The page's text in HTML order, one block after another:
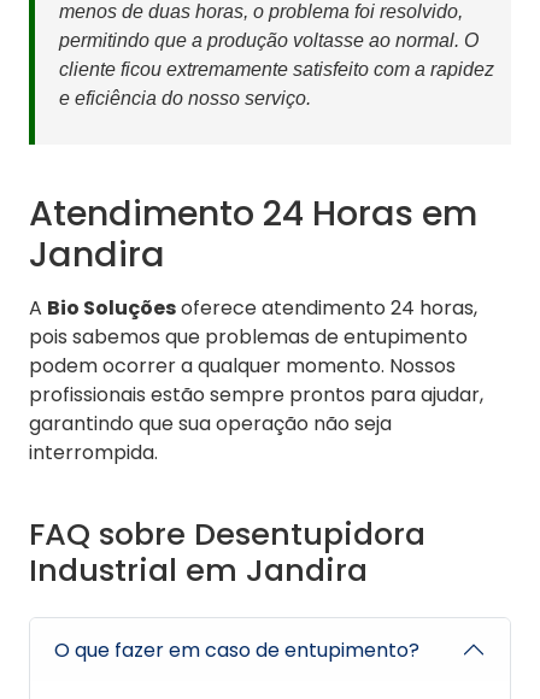
menos de duas horas, o problema foi resolvido,
permitindo que a produção voltasse ao normal. O
cliente ficou extremamente satisfeito com a rapidez
e eficiência do nosso serviço.
Atendimento 24 Horas em
Jandira
A Bio Soluçõesoferece atendimento 24 horas,
pois sabemos que problemas de entupimento
podem ocorrer a qualquer momento. Nossos
profissionais estão sempre prontos para ajudar,
garantindo que sua operação não seja
interrompida.
FAQ sobre Desentupidora
Industrial em Jandira
O que fazer em caso de entupimento?